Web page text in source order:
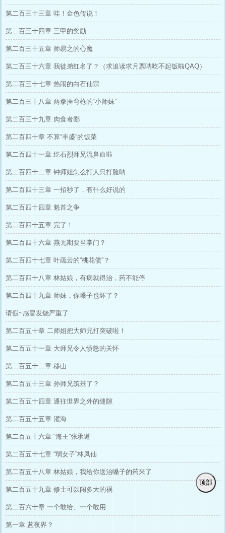
第二百三十三章 哇！金色传说！
第二百三十四章 三甲的奖励
第二百三十五章 师易之的心魔
第二百三十六章 我徒弟红名了？（求追读求月票呐吃不起饭啦QAQ）
第二百三十七章 热闹的白石仙宗
第二百三十八章 两拳捶弯枪的“小师妹”
第二百三十九章 肉食者鄙
第二百四十章 不算“丰盛”的饭菜
第二百四十一章 纥石烈师兄流鼻血啦
第二百四十二章 钟师姐怎么打人只打脸呐
第二百四十三章 一招秒了，有什么好说的
第二百四十四章 魁首之争
第二百四十五章 完了！
第二百四十六章 燕无期要当掌门？
第二百四十七章 叶疏云的“桃花债”？
第二百四十八章 林姑娘，有病就得治，药不能停
第二百四十九章 师妹，你嗓子也坏了？
请假~感冒发烧严重了
第二百五十章 二师姐把大师兄打突破啦！
第二百五十一章 大师兄令人愤怒的关怀
第二百五十二章 移山
第二百五十三章 孙师兄筑基了？
第二百五十四章 通往世界之外的缝隙
第二百五十五章 灌海
第二百五十六章 “海王”张承道
第二百五十七章 “弱女子”林凤仙
第二百五十八章 林姑娘，我给你送治嗓子的药来了
第二百五十九章 修士可以闯多大的祸
第二百六十章 一个敢给、一个敢用
第一章 蓝夜界？
顶部